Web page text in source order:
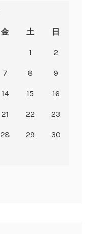
金 土 日
1 2
7 8 9
14 15 16
21 22 23
28 29 30